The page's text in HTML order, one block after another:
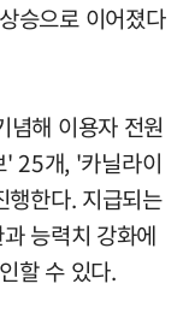
승으로 이어졌다
념해 이용자 전원
25개, '카닐라이
한다. 지급되는
능력치 강화에
할 수 있다.